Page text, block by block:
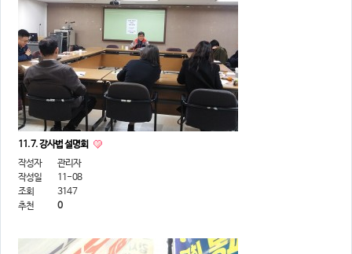
11.7. 강사법 설명회
작성자
관리자
작성일
11-08
조회
3147
추천
0